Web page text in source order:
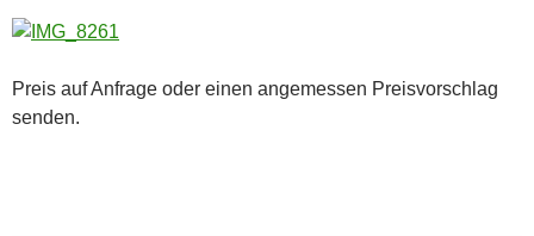
Preis auf Anfrage oder einen angemessen Preisvorschlag
senden.